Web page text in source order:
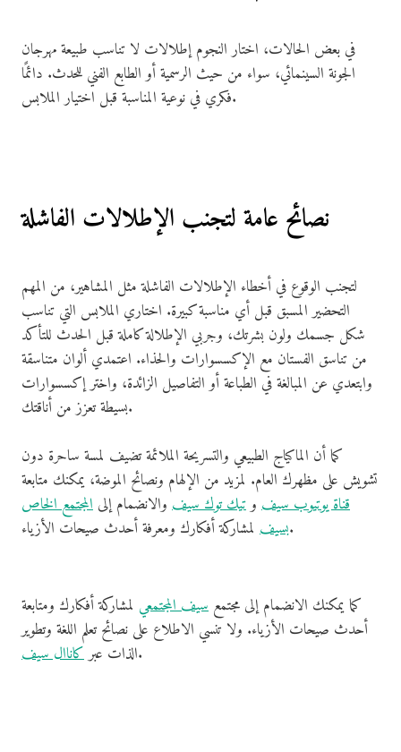
في بعض الحالات، اختار النجوم إطلالات لا تناسب طبيعة مهرجان
الجونة السينمائي، سواء من حيث الرسمية أو الطابع الفني للحدث. دائمًا
فكري في نوعية المناسبة قبل اختيار الملابس.
نصائح عامة لتجنب الإطلالات الفاشلة
لتجنب الوقوع في أخطاء الإطلالات الفاشلة مثل المشاهير، من المهم
التحضير المسبق قبل أي مناسبة كبيرة. اختاري الملابس التي تناسب
شكل جسمك ولون بشرتك، وجربي الإطلالة كاملة قبل الحدث للتأكد
من تناسق الفستان مع الإكسسوارات والحذاء. اعتمدي ألوان متناسقة
وابتعدي عن المبالغة في الطباعة أو التفاصيل الزائدة، واختر إكسسوارات
بسيطة تعزز من أناقتك.
كما أن الماكياج الطبيعي والتسريحة الملائمة تضيف لمسة ساحرة دون
تشويش على مظهرك العام. لمزيد من الإلهام ونصائح الموضة، يمكنك متابعة
قناة يوتيوب سيف وتيك توك سيف والانضمام إلى المجتمع الخاص
بسيفلمشاركة أفكارك ومعرفة أحدث صيحات الأزياء.
كما يمكنك الانضمام إلى مجتمع سيف المجتمعي لمشاركة أفكارك ومتابعة
أحدث صيحات الأزياء. ولا تنسي الاطلاع على نصائح تعلم اللغة وتطوير
الذات عبركاناال سيف .